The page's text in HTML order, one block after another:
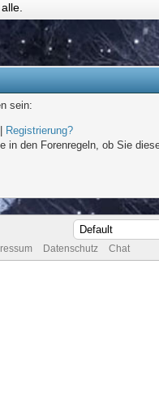
sein:
Registrierung?
den Forenregeln, ob Sie
Datenschutz Chat